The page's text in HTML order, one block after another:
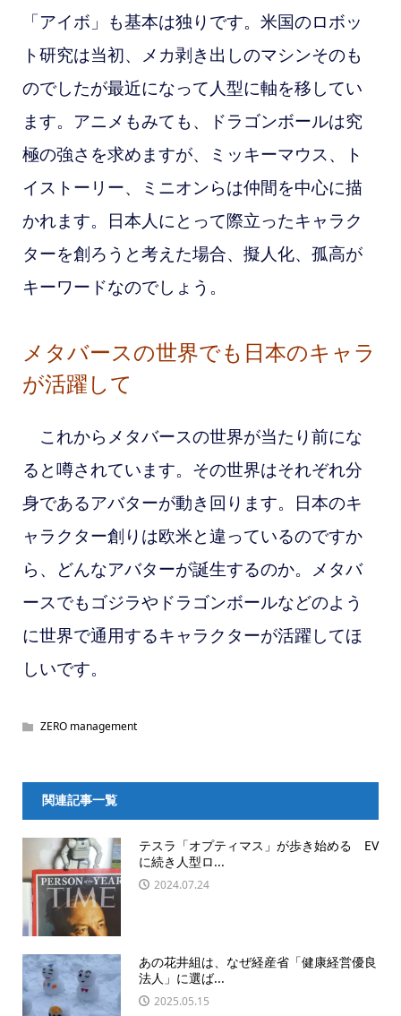
「アイボ」も基本は独りです。米国のロボッ
ト研究は当初、メカ剥き出しのマシンそのも
のでしたが最近になって人型に軸を移してい
ます。アニメもみても、ドラゴンボールは究
極の強さを求めますが、ミッキーマウス、ト
イストーリー、ミニオンらは仲間を中心に描
かれます。
日本人にとって際立ったキャラク
ターを創ろうと考えた場合、擬人化、孤高が
キーワードなのでしょう。
メタバースの世界でも日本のキャラ
が活躍して
これからメタバースの世界が当たり前にな
ると噂されています。その世界はそれぞれ分
身であるアバターが動き回ります。日本のキ
ャラクター創りは欧米と違っているのですか
ら、どんなアバターが誕生するのか。メタバ
ースでもゴジラやドラゴンボールなどのよう
に世界で通用するキャラクターが活躍してほ
しいです。
ZERO management
関連記事一覧
テスラ「オプティマス」が歩き始める EV
に続き人型ロ...
2024.07.24
あの花井組は、なぜ経産省「健康経営優良
法人」に選ば...
2025.05.15